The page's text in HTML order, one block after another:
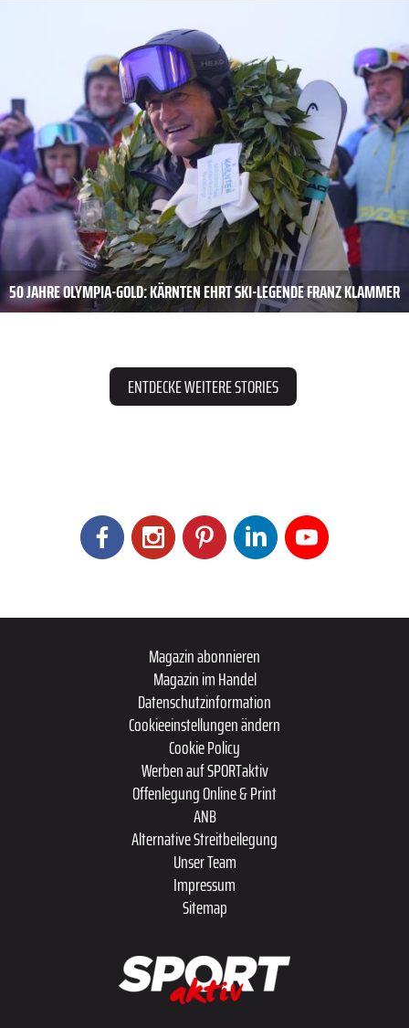
50 JAHRE OLYMPIA-GOLD: KÄRNTEN EHRT SKI-LEGENDE FRANZ KLAMMER
ENTDECKE WEITERE STORIES
Magazin abonnieren
Magazin im Handel
Datenschutzinformation
Cookieeinstellungen ändern
Cookie Policy
Werben auf SPORTaktiv
Offenlegung Online & Print
ANB
Alternative Streitbeilegung
Unser Team
Impressum
Sitemap